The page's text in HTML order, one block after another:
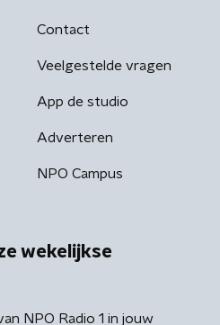
Contact
Veelgestelde vragen
App de studio
Adverteren
NPO Campus
wekelijkse
NPO Radio 1 in jouw